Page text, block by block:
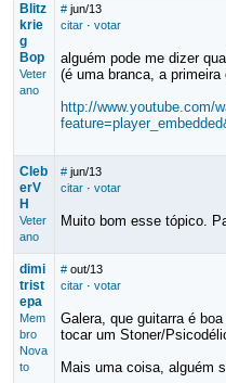
Blitz
krie
g
Bop
Veter
ano
# jun/13
citar· votar
alguém pode me dizer
(é uma branca, a primeira
http://www.youtube.com/
Cleb
erV
H
Veter
ano
# jun/13
citar· votar
Muito bom esse tópico.
dimi
trist
epa
Mem
bro
Nova
to
# out/13
citar· votar
Galera, que guitarra é
tocar um Stoner/
Mais uma coisa, alguém